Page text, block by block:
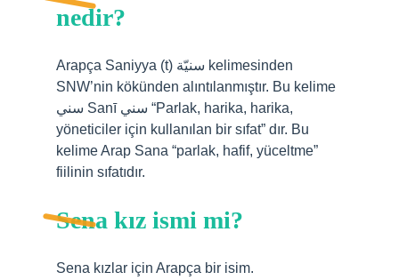
nedir?
Arapça Saniyya (t) سنيّة kelimesinden
SNW’nin kökünden alıntılanmıştır. Bu kelime
سني Sanī سني “Parlak, harika, harika,
yöneticiler için kullanılan bir sıfat” dır. Bu
kelime Arap Sana “parlak, hafif, yüceltme”
fiilinin sıfatıdır.
Sena kız ismi mi?
Sena kızlar için Arapça bir isim.